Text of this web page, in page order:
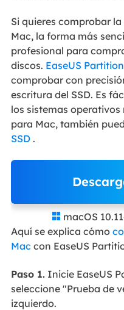
Si quieres comprobar
Mac, la forma más
profesional para
discos. EaseUS
comprobar con
escritura del SSD. Es
los sistemas
para Mac, también
SSD.
 macOS
Aquí se explica cómo
Mac con EaseUS
Paso 1.Inicie EaseUS
seleccione "Prueba de
izquierdo.